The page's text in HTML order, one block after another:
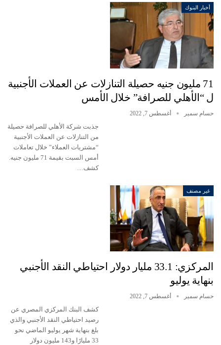
أخبار البنوك
71 مليون جنيه حصيلة التنازلات عن العملات الأجنبية
ل “الأهلي للصرافة” خلال الأمس
حسام سمير أغسطس 7, 2022
جذبت شركة الأهلي للصرافة حصيلة
من التنازلات عن العملات الأجنبية
“مشتريات العملاء” خلال تعاملات
أمس السبت بقيمة 71 مليون جنيه.
كشف…
غير مصنف
المركزي: 33.1 مليار دولار احتياطي النقد الأجنبي
بنهاية يوليو
حسام سمير أغسطس 7, 2022
كشف البنك المركزي المصري عن
رصيد احتياطي النقد الأجنبي والذي
بلغ بنهاية شهر يوليو الماضي نحو
33 مليارًا و143 مليون دولار